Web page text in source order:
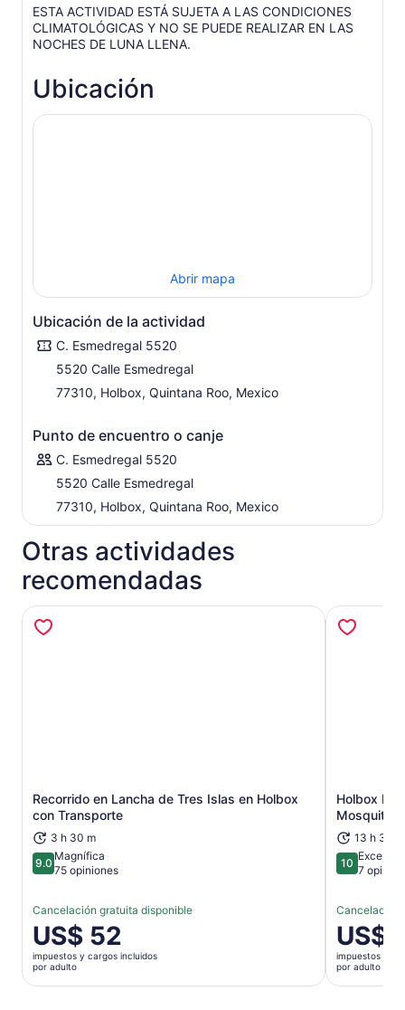
ESTA ACTIVIDAD ESTÁ SUJETA A LAS CONDICIONES
CLIMATOLÓGICAS Y NO SE PUEDE REALIZAR EN LAS
NOCHES DE LUNA LLENA.
Ubicación
Abrir mapa
Ubicación de la actividad
C. Esmedregal 5520
5520 Calle Esmedregal
77310, Holbox, Quintana Roo, Mexico
Punto de encuentro o canje
C. Esmedregal 5520
5520 Calle Esmedregal
77310, Holbox, Quintana Roo, Mexico
Otras actividades
recomendadas
Recorrido en Lancha de Tres Islas en Holbox
con Transporte
3 h 30 m
9.09.0 de 10
Magnífica
75 opiniones
Cancelación gratuita disponible
El
precio
es
de
US$ 52
impuestos y cargos incluidos
por adulto
Se abrirá en una nueva pestaña
Holbox
Mosquito
13 h 30 m
1010 de 10
7
Cancelación
El
precio
es
de
US$
impuestos y
por adulto